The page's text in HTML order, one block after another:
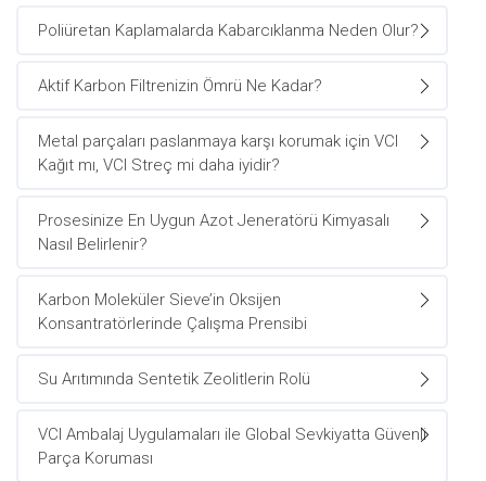
Poliüretan Kaplamalarda Kabarcıklanma Neden Olur?
Aktif Karbon Filtrenizin Ömrü Ne Kadar?
Metal parçaları paslanmaya karşı korumak için VCI
Kağıt mı, VCI Streç mi daha iyidir?
Prosesinize En Uygun Azot Jeneratörü Kimyasalı
Nasıl Belirlenir?
Karbon Moleküler Sieve’in Oksijen
Konsantratörlerinde Çalışma Prensibi
Su Arıtımında Sentetik Zeolitlerin Rolü
VCI Ambalaj Uygulamaları ile Global Sevkiyatta Güvenli
Parça Koruması